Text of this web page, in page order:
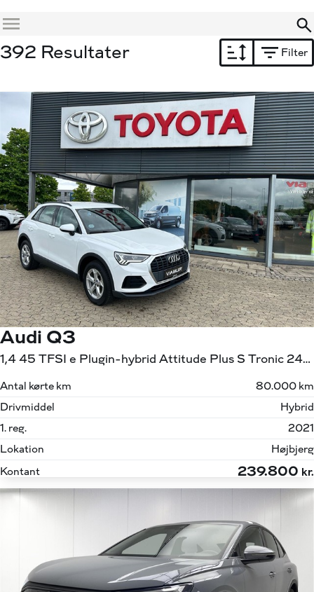
Menu
392 Resultater Filter
Audi Q3
1,4 45 TFSI e Plugin-hybrid Attitude Plus S Tronic 245HK 5d 6g Aut.
Antal kørte km
80.000 km
Drivmiddel
Hybrid
1. reg.
2021
Lokation
Højbjerg
Kontant
239.800 kr.